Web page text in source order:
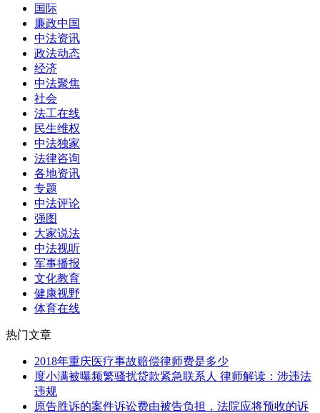
国际
廉政中国
中法资讯
政法动态
经济
中法聚焦
社会
法工在线
民生维权
中法独家
法律咨询
各地资讯
专题
中法评论
强图
大家说法
中法视听
军事播报
文化教育
健康视野
体育在线
热门文章
2018年重庆医疗事故赔偿律师费是多少
度小满被曝频繁骚扰贷款紧急联系人 律师解读：涉违法
违规
原告胜诉的案件诉讼费由被告负担，法院应将预收的诉